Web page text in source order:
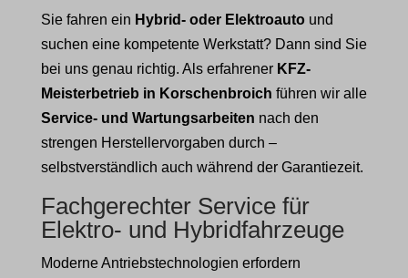
Sie fahren ein Hybrid- oder Elektroautound
suchen eine kompetente Werkstatt? Dann sind Sie
bei uns genau richtig. Als erfahrener KFZ-
Meisterbetrieb in Korschenbroich führen wir alle
Service- und Wartungsarbeiten nach den
strengen Herstellervorgaben durch –
selbstverständlich auch während der Garantiezeit.
Fachgerechter Service für
Elektro- und Hybridfahrzeuge
Moderne Antriebstechnologien erfordern